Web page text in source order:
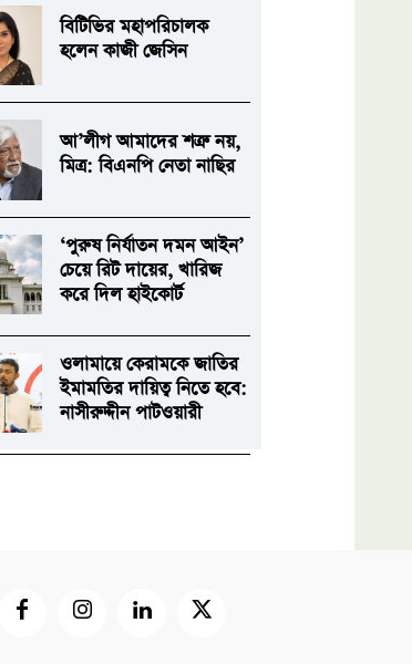
বিটিভির মহাপরিচালক
হলেন কাজী জেসিন
আ’লীগ আমাদের শত্রু নয়,
মিত্র: বিএনপি নেতা নাছির
‘পুরুষ নির্যাতন দমন আইন’
চেয়ে রিট দায়ের, খারিজ
করে দিল হাইকোর্ট
ওলামায়ে কেরামকে জাতির
ইমামতির দায়িত্ব নিতে হবে:
নাসীরুদ্দীন পাটওয়ারী